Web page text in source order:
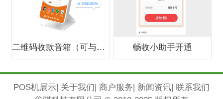
二维码收款音箱（可与银行合作办0费 畅收小助手开通
POS机展示 关于我们 商户服务 新闻资讯 联系我们